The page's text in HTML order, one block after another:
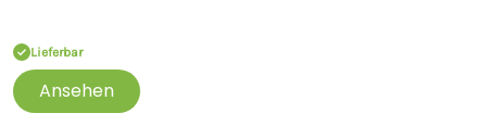
Lieferbar
Ansehen